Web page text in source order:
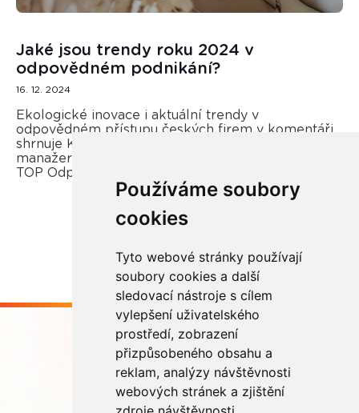
Používáme soubory
cookies
Tyto webové stránky používají
soubory cookies a další
sledovací nástroje s cílem
vylepšení uživatelského
prostředí, zobrazení
přizpůsobeného obsahu a
reklam, analýzy návštěvnosti
webových stránek a zjištění
Jaké jsou trendy roku 2024 v
odpovědném podnikání?
16. 12. 2024
Ekologické inovace i aktuální trendy v
odpovědném přístupu českých firem v komentáři
shrnuje Kateřina Opletal Průchová, regionální
manažerka REMA Systém a porotkyně soutěže
TOP Odpovědná firma.
Buďme ve spojení